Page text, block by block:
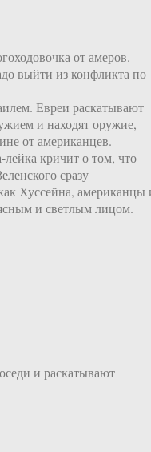
от амеров.
выйти из конфликта по
Евреи раскатывают
и находят оружие,
от американцев.
кричит о том, что
сразу
Хуссейна, американцы
и светлым лицом.
и раскатывают